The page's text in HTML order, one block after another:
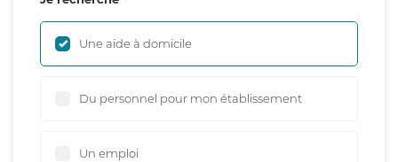
Une aide à domicile
Du personnel pour mon établissement
Un emploi